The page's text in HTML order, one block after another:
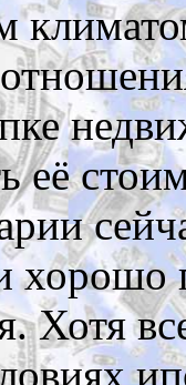
хорошо
Хотя